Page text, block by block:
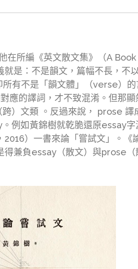
所編《英文散文集》（A
是：不是韻文，篇幅不長，不
有不是「韻文體」（verse）
的譯詞，才不致混淆。但那
）文類 。反過來說， prose
例如黃錦樹就乾脆還原essay字
）一書來論「嘗試文」。《
兼負essay（散文）與prose